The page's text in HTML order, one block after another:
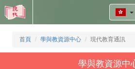
首頁 學與教資源中心 現代教育通訊
學與教資源中